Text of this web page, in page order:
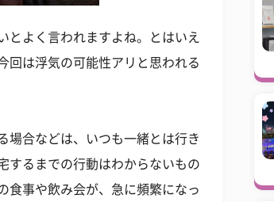
とよく言われますよね。とはいえ
回は浮気の可能性アリと思われる
場合などは、いつも一緒とは行き
するまでの行動はわからないもの
食事や飲み会が、急に頻繁になっ